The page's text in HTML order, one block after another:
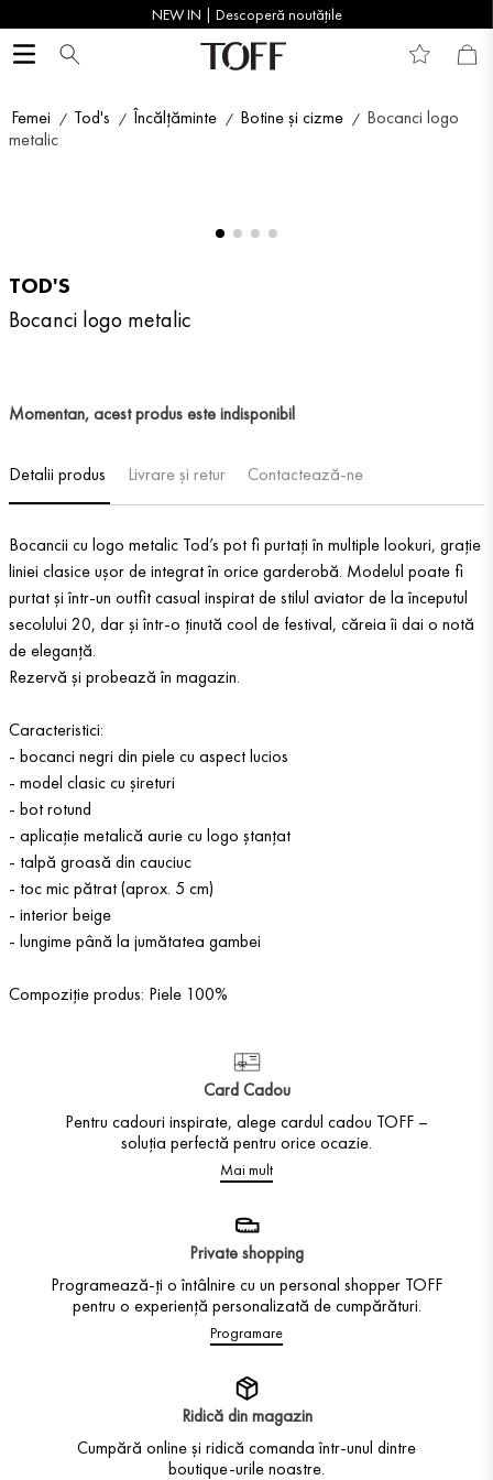
NEW IN | Descoperă noutățile
Femei Tod's Încălțăminte Botine și cizme
Bocanci logo
metalic
TOD'S
Bocanci logo metalic
Momentan, acest produs este indisponibil
Detalii produs Livrare și retur Contactează-ne
Bocancii cu logo metalic Tod’s pot fi purtați în multiple lookuri, grație
liniei clasice ușor de integrat în orice garderobă. Modelul poate fi
purtat și într-un outfit casual inspirat de stilul aviator de la începutul
secolului 20, dar și într-o ținută cool de festival, căreia îi dai o notă
de eleganță.
Rezervă și probează în magazin.
Caracteristici:
- bocanci negri din piele cu aspect lucios
- model clasic cu șireturi
- bot rotund
- aplicație metalică aurie cu logo ștanțat
- talpă groasă din cauciuc
- toc mic pătrat (aprox. 5 cm)
- interior beige
- lungime până la jumătatea gambei
Compoziție produs: Piele 100%
Card Cadou
Pentru cadouri inspirate, alege cardul cadou TOFF –
soluția perfectă pentru orice ocazie.
Mai mult
Private shopping
Programează-ți o întâlnire cu un personal shopper TOFF
pentru o experiență personalizată de cumpărături.
Programare
Ridică din magazin
Cumpără online și ridică comanda într-unul dintre
boutique-urile noastre.